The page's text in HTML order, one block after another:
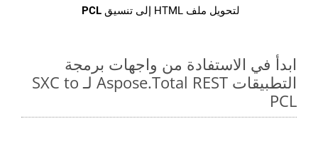
لتحويل ملف HTML إلى تنسيق
PCL
ابدأ في الاستفادة من واجهات برمجة
التطبيقات Aspose.Total REST لـ SXC to
PCL